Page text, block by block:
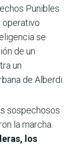
Punibles
operativo
se
de un
un
de Alberdi.
sospechosos
la marcha.
los